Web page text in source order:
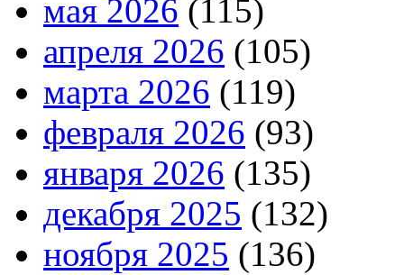
мая 2026 (115)
апреля 2026 (105)
марта 2026 (119)
февраля 2026 (93)
января 2026 (135)
декабря 2025 (132)
ноября 2025 (136)